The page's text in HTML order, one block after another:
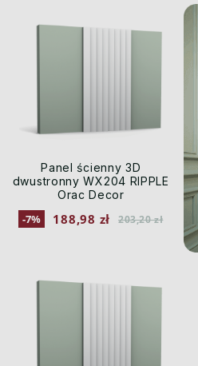
Panel ścienny 3D
dwustronny WX204 RIPPLE
Orac Decor
-7% 188,98 zł 203,20 zł